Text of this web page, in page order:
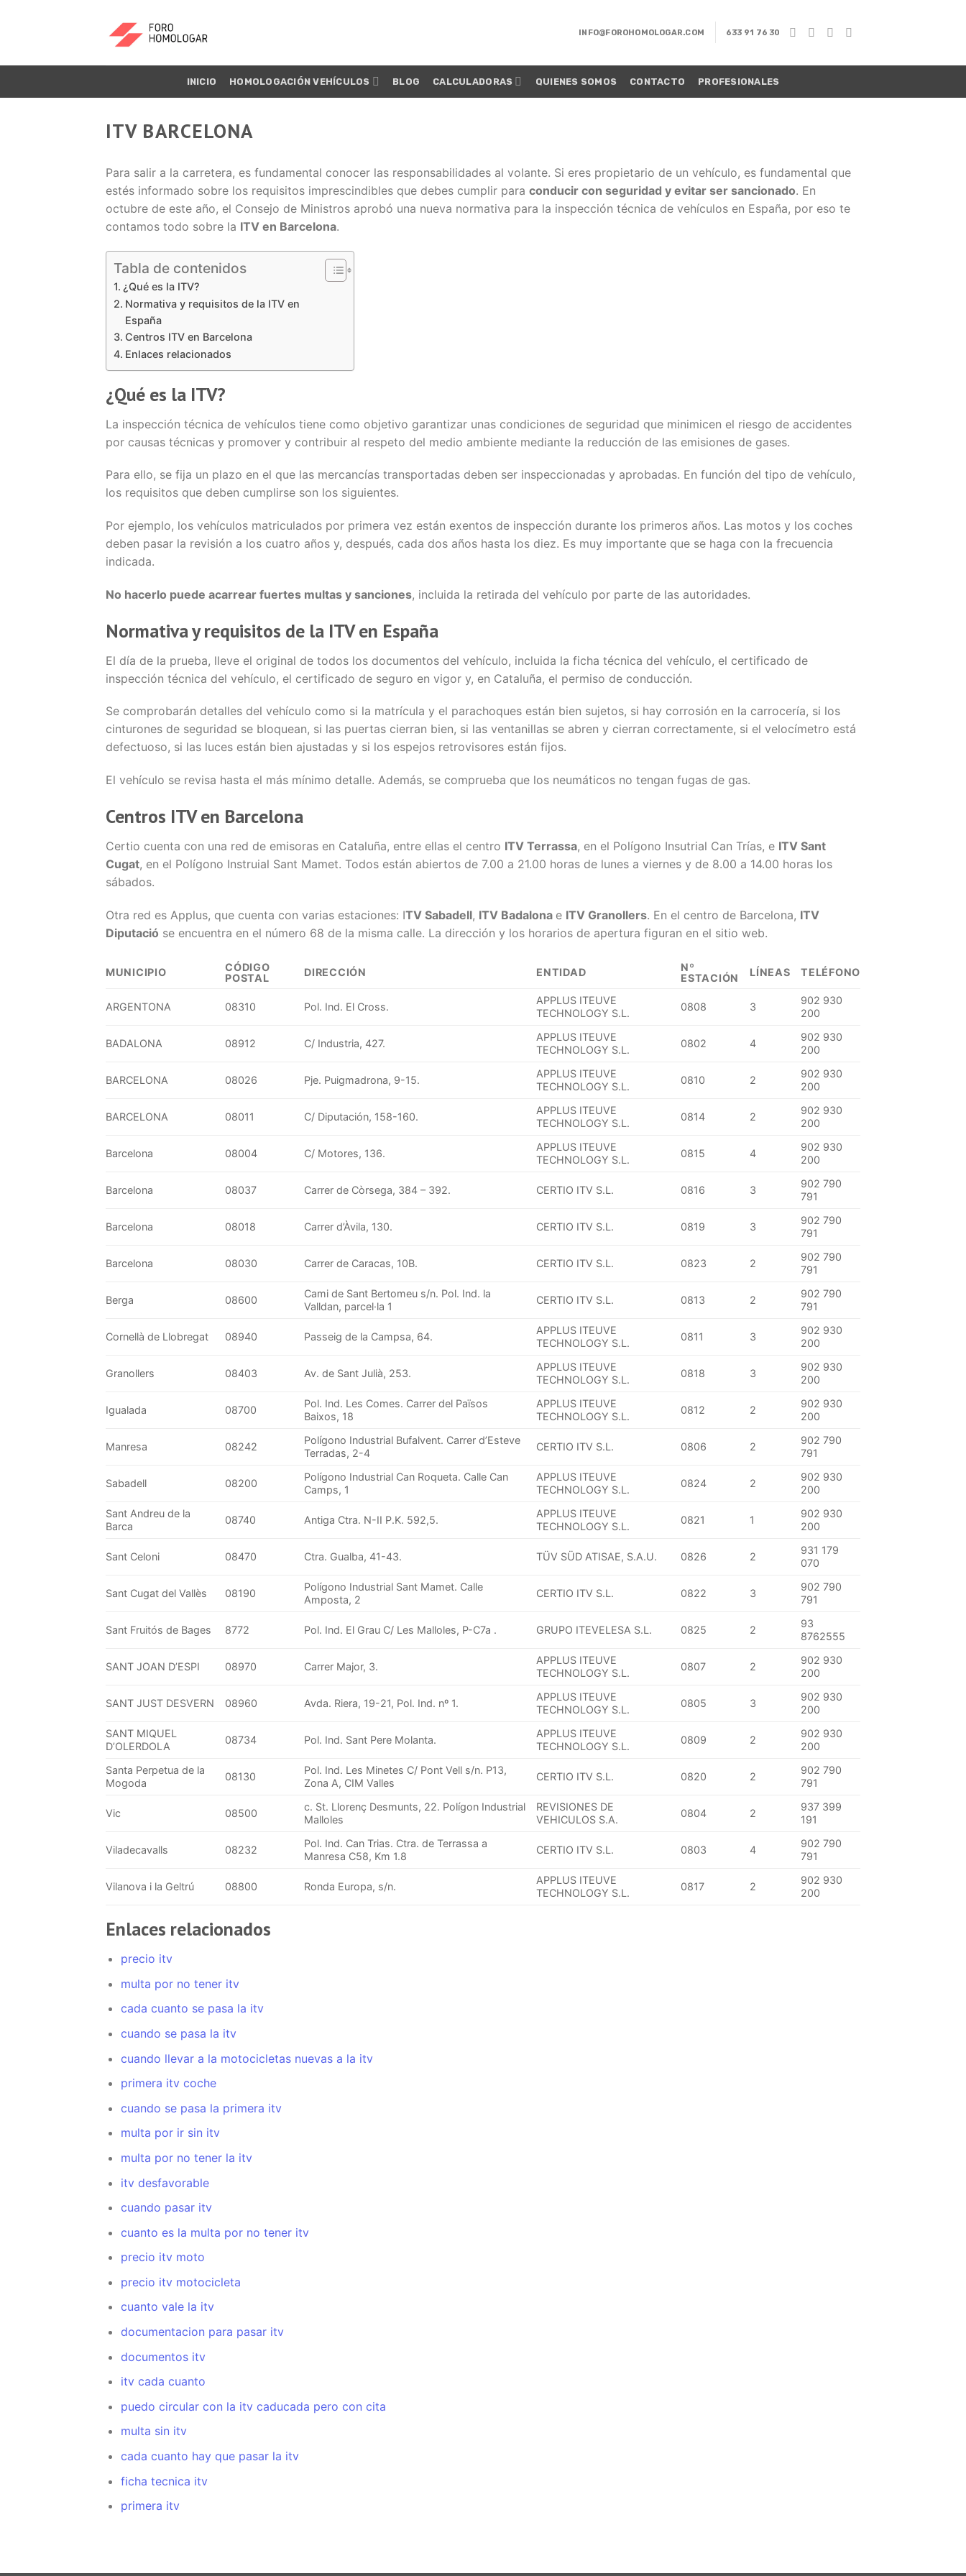
INFO@FOROHOMOLOGAR.COM 633 91 76 30
INICIO HOMOLOGACIÓN VEHÍCULOS BLOG CALCULADORAS QUIENES SOMOS CONTACTO PROFESIONALES
ITV BARCELONA
Para salir a la carretera, es fundamental conocer las responsabilidades al volante. Si eres propietario de un vehículo, es fundamental que
estés informado sobre los requisitos imprescindibles que debes cumplir para conducir con seguridad y evitar ser sancionado. En
octubre de este año, el Consejo de Ministros aprobó una nueva normativa para la inspección técnica de vehículos en España, por eso te
contamos todo sobre la ITV en Barcelona.
Tabla de contenidos
¿Qué es la ITV?
Normativa y requisitos de la ITV en
España
Centros ITV en Barcelona
Enlaces relacionados
¿Qué es la ITV?
La inspección técnica de vehículos tiene como objetivo garantizar unas condiciones de seguridad que minimicen el riesgo de accidentes
por causas técnicas y promover y contribuir al respeto del medio ambiente mediante la reducción de las emisiones de gases.
Para ello, se fija un plazo en el que las mercancías transportadas deben ser inspeccionadas y aprobadas. En función del tipo de vehículo,
los requisitos que deben cumplirse son los siguientes.
Por ejemplo, los vehículos matriculados por primera vez están exentos de inspección durante los primeros años. Las motos y los coches
deben pasar la revisión a los cuatro años y, después, cada dos años hasta los diez. Es muy importante que se haga con la frecuencia
indicada.
No hacerlo puede acarrear fuertes multas y sanciones, incluida la retirada del vehículo por parte de las autoridades.
Normativa y requisitos de la ITV en España
El día de la prueba, lleve el original de todos los documentos del vehículo, incluida la ficha técnica del vehículo, el certificado de
inspección técnica del vehículo, el certificado de seguro en vigor y, en Cataluña, el permiso de conducción.
Se comprobarán detalles del vehículo como si la matrícula y el parachoques están bien sujetos, si hay corrosión en la carrocería, si los
cinturones de seguridad se bloquean, si las puertas cierran bien, si las ventanillas se abren y cierran correctamente, si el velocímetro está
defectuoso, si las luces están bien ajustadas y si los espejos retrovisores están fijos.
El vehículo se revisa hasta el más mínimo detalle. Además, se comprueba que los neumáticos no tengan fugas de gas.
Centros ITV en Barcelona
Certio cuenta con una red de emisoras en Cataluña, entre ellas el centro ITV Terrassa, en el Polígono Insutrial Can Trías, e ITV Sant
Cugat, en el Polígono Instruial Sant Mamet. Todos están abiertos de 7.00 a 21.00 horas de lunes a viernes y de 8.00 a 14.00 horas los
sábados.
Otra red es Applus, que cuenta con varias estaciones: ITV Sabadell, ITV Badalona e ITV Granollers. En el centro de Barcelona, ITV
Diputació se encuentra en el número 68 de la misma calle. La dirección y los horarios de apertura figuran en el sitio web.
MUNICIPIO
CÓDIGO
POSTAL
DIRECCIÓN ENTIDAD
Nº
ESTACIÓN
LÍNEAS TELÉFONO
ARGENTONA 08310 Pol. Ind. El Cross.
APPLUS ITEUVE
TECHNOLOGY S.L.
0808 3
902 930
200
BADALONA 08912 C/ Industria, 427.
APPLUS ITEUVE
TECHNOLOGY S.L.
0802 4
902 930
200
BARCELONA 08026 Pje. Puigmadrona, 9-15.
APPLUS ITEUVE
TECHNOLOGY S.L.
0810 2
902 930
200
BARCELONA 08011 C/ Diputación, 158-160.
APPLUS ITEUVE
TECHNOLOGY S.L.
0814 2
902 930
200
Barcelona 08004 C/ Motores, 136.
APPLUS ITEUVE
TECHNOLOGY S.L.
0815 4
902 930
200
Barcelona 08037 Carrer de Còrsega, 384 – 392. CERTIO ITV S.L. 0816 3
902 790
791
Barcelona 08018 Carrer d’Àvila, 130. CERTIO ITV S.L. 0819 3
902 790
791
Barcelona 08030 Carrer de Caracas, 10B. CERTIO ITV S.L. 0823 2
902 790
791
Berga 08600
Cami de Sant Bertomeu s/n. Pol. Ind. la
Valldan, parcel·la 1
CERTIO ITV S.L. 0813 2
902 790
791
Cornellà de Llobregat 08940 Passeig de la Campsa, 64.
APPLUS ITEUVE
TECHNOLOGY S.L.
0811 3
902 930
200
Granollers 08403 Av. de Sant Julià, 253.
APPLUS ITEUVE
TECHNOLOGY S.L.
0818 3
902 930
200
Igualada 08700
Pol. Ind. Les Comes. Carrer del Països
Baixos, 18
APPLUS ITEUVE
TECHNOLOGY S.L.
0812 2
902 930
200
Manresa 08242
Polígono Industrial Bufalvent. Carrer d’Esteve
Terradas, 2-4
CERTIO ITV S.L. 0806 2
902 790
791
Sabadell 08200
Polígono Industrial Can Roqueta. Calle Can
Camps, 1
APPLUS ITEUVE
TECHNOLOGY S.L.
0824 2
902 930
200
Sant Andreu de la
Barca
08740 Antiga Ctra. N-II P.K. 592,5.
APPLUS ITEUVE
TECHNOLOGY S.L.
0821 1
902 930
200
Sant Celoni 08470 Ctra. Gualba, 41-43. TÜV SÜD ATISAE, S.A.U. 0826 2
931 179
070
Sant Cugat del Vallès 08190
Polígono Industrial Sant Mamet. Calle
Amposta, 2
CERTIO ITV S.L. 0822 3
902 790
791
Sant Fruitós de Bages 8772 Pol. Ind. El Grau C/ Les Malloles, P-C7a . GRUPO ITEVELESA S.L. 0825 2
93
8762555
SANT JOAN D’ESPI 08970 Carrer Major, 3.
APPLUS ITEUVE
TECHNOLOGY S.L.
0807 2
902 930
200
SANT JUST DESVERN 08960 Avda. Riera, 19-21, Pol. Ind. nº 1.
APPLUS ITEUVE
TECHNOLOGY S.L.
0805 3
902 930
200
SANT MIQUEL
D’OLERDOLA
08734 Pol. Ind. Sant Pere Molanta.
APPLUS ITEUVE
TECHNOLOGY S.L.
0809 2
902 930
200
Santa Perpetua de la
Mogoda
08130
Pol. Ind. Les Minetes C/ Pont Vell s/n. P13,
Zona A, CIM Valles
CERTIO ITV S.L. 0820 2
902 790
791
Vic 08500
c. St. Llorenç Desmunts, 22. Polígon Industrial
Malloles
REVISIONES DE
VEHICULOS S.A.
0804 2
937 399
191
Viladecavalls 08232
Pol. Ind. Can Trias. Ctra. de Terrassa a
Manresa C58, Km 1.8
CERTIO ITV S.L. 0803 4
902 790
791
Vilanova i la Geltrú 08800 Ronda Europa, s/n.
APPLUS ITEUVE
TECHNOLOGY S.L.
0817 2
902 930
200
Enlaces relacionados
precio itv
multa por no tener itv
cada cuanto se pasa la itv
cuando se pasa la itv
cuando llevar a la motocicletas nuevas a la itv
primera itv coche
cuando se pasa la primera itv
multa por ir sin itv
multa por no tener la itv
itv desfavorable
cuando pasar itv
cuanto es la multa por no tener itv
precio itv moto
precio itv motocicleta
cuanto vale la itv
documentacion para pasar itv
documentos itv
itv cada cuanto
puedo circular con la itv caducada pero con cita
multa sin itv
cada cuanto hay que pasar la itv
ficha tecnica itv
primera itv